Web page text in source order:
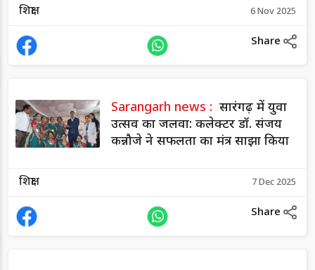
शिक्षा 6 Nov 2025
Share
Sarangarh news : सारंगढ़ में युवा
उत्सव का जलवा: कलेक्टर डॉ. संजय
कन्नौजे ने सफलता का मंत्र साझा किया
शिक्षा 7 Dec 2025
Share